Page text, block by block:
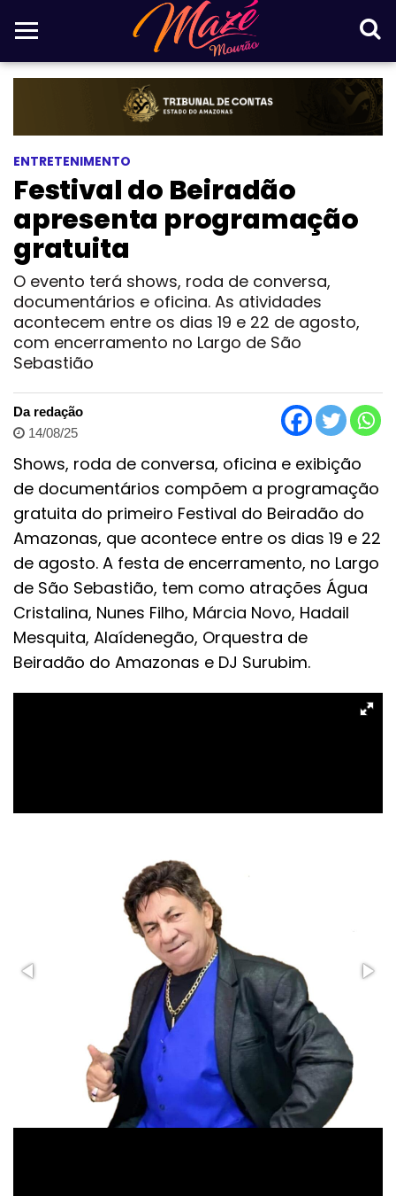
ENTRETENIMENTO
Festival do Beiradão
apresenta programação
gratuita
O evento terá shows, roda de conversa,
documentários e oficina. As atividades
acontecem entre os dias 19 e 22 de agosto,
com encerramento no Largo de São
Sebastião
Da redação
14/08/25
Shows, roda de conversa, oficina e exibição
de documentários compõem a programação
gratuita do primeiro Festival do Beiradão do
Amazonas, que acontece entre os dias 19 e 22
de agosto. A festa de encerramento, no Largo
de São Sebastião, tem como atrações Água
Cristalina, Nunes Filho, Márcia Novo, Hadail
Mesquita, Alaídenegão, Orquestra de
Beiradão do Amazonas e DJ Surubim.